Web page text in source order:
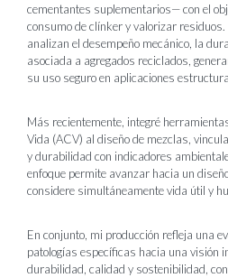
cementantes suplementarios— con el
consumo de clínker y valorizar
analizan el desempeño mecánico, la
asociada a agregados reciclados,
su uso seguro en aplicaciones
Más recientemente, integré
Vida (ACV) al diseño de mezclas,
y durabilidad con indicadores
enfoque permite avanzar hacia un
considere simultáneamente vida útil y
En conjunto, mi producción refleja una
patologías específicas hacia una visión
durabilidad, calidad y sostenibilidad,